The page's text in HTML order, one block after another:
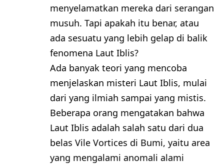
menyelamatkan mereka dari serangan
musuh. Tapi apakah itu benar, atau
ada sesuatu yang lebih gelap di balik
fenomena Laut Iblis?
Ada banyak teori yang mencoba
menjelaskan misteri Laut Iblis, mulai
dari yang ilmiah sampai yang mistis.
Beberapa orang mengatakan bahwa
Laut Iblis adalah salah satu dari dua
belas Vile Vortices di Bumi, yaitu area
yang mengalami anomali alami